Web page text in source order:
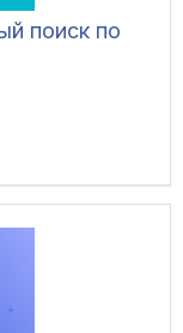
поиск по